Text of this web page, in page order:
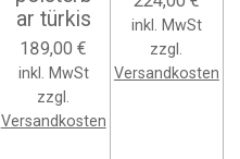
ar türkis
189,00 €
inkl. MwSt
zzgl.
Versandkosten
inkl. MwSt
zzgl.
Versandkosten